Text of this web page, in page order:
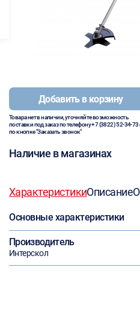
Добавить в корзину
Товара нет в наличии, уточняйте возможность
поставки под заказ по телефону+7 (3822) 52-34-73
по кнопке "Заказать звонок"
Наличие в магазинах
ХарактеристикиОписание
Основные характеристики
Производитель
Интерскол